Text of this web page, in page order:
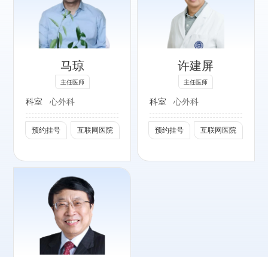
马琼
主任医师
科室 心外科
预约挂号 互联网医院
许建屏
主任医师
科室 心外科
预约挂号 互联网医院
重症冠心病外科、
重症心脏瓣膜病外
形、复杂先天性心
脏病外科。
社会任职：
原阜外医院成人心
大国际医院心脏中
心主任，中国医师
协会心血管外科医
师分会常委、副会
长、瓣膜病学术委
员会主任委员；中